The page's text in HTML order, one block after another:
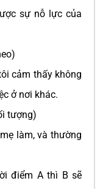
sự nỗ lực của
cảm thấy không
ở nơi khác.
tượng)
làm, và thường
điểm A thì B sẽ